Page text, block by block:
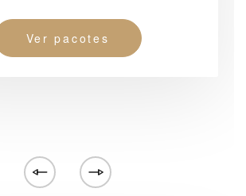
Ver pacotes